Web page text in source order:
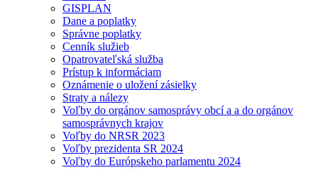
GISPLAN
Dane a poplatky
Správne poplatky
Cenník služieb
Opatrovateľská služba
Prístup k informáciam
Oznámenie o uložení zásielky
Straty a nálezy
Voľby do orgánov samosprávy obcí a a do orgánov
samosprávnych krajov
Voľby do NRSR 2023
Voľby prezidenta SR 2024
Voľby do Európskeho parlamentu 2024